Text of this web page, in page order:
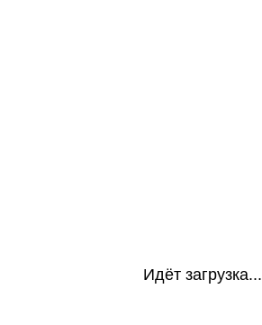
Идёт загрузка...